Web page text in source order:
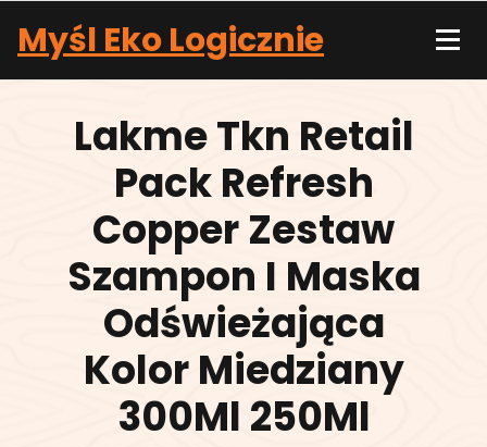
content
Myśl Eko Logicznie
Lakme Tkn Retail
Pack Refresh
Copper Zestaw
Szampon I Maska
Odświeżająca
Kolor Miedziany
300Ml 250Ml